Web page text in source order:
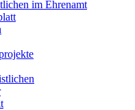
im Ehrenamt